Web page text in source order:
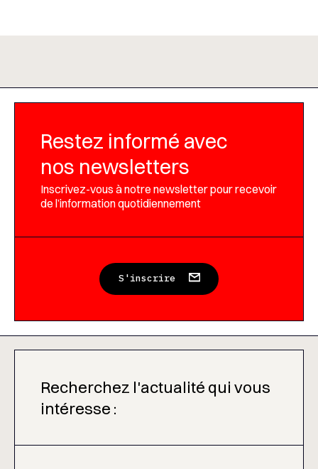
Restez informé avec
nos newsletters
Inscrivez-vous à notre newsletter pour recevoir
de l’information quotidiennement
S'inscrire
Recherchez l'actualité qui vous
intéresse :